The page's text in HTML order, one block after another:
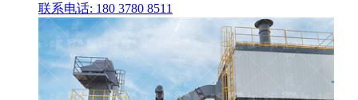
联系电话: 180 3780 8511